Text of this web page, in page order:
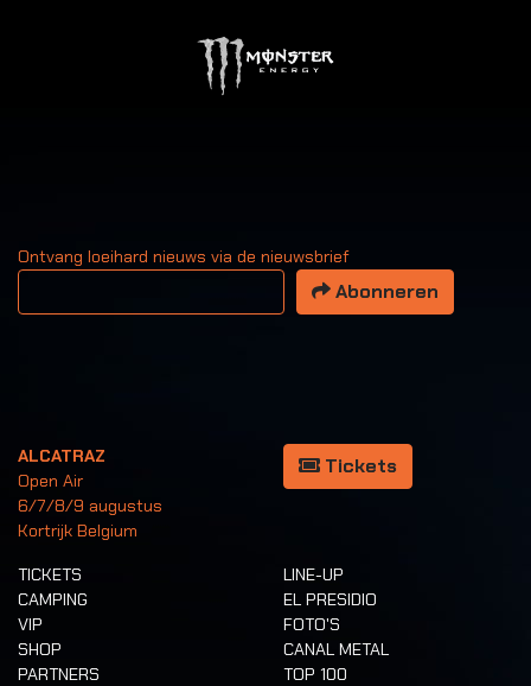
Ontvang loeihard nieuws via de nieuwsbrief
Uw email adres
Abonneren
ALCATRAZ
Open Air
6/7/8/9 augustus
Kortrijk Belgium
Tickets
TICKETS
CAMPING
VIP
SHOP
PARTNERS
LINE-UP
EL PRESIDIO
FOTO'S
CANAL METAL
TOP 100